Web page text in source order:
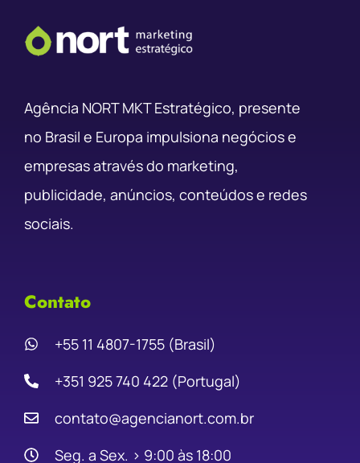
Agência NORT MKT Estratégico, presente
no Brasil e Europa impulsiona negócios e
empresas através do marketing,
publicidade, anúncios, conteúdos e redes
sociais.
Contato
+55 11 4807-1755 (Brasil)
+351 925 740 422 (Portugal)
contato@agencianort.com.br
Seg. a Sex. › 9:00 às 18:00